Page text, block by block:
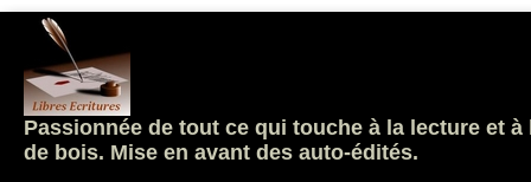
Passionnée de tout ce qui touche à la lecture et
de bois. Mise en avant des auto-édités.